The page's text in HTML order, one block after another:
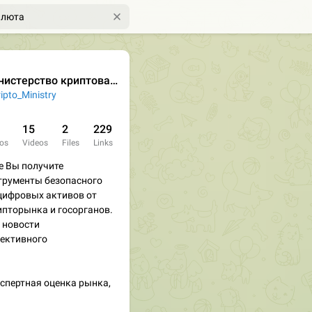
криптовалюты
15
Videos
2
Files
229
Links
Вы получите
безопасного
активов от
и госорганов.
оценка рынка,